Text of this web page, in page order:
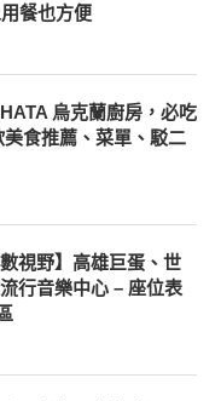
餐也方便
烏克蘭廚房，必吃
食推薦、菜單、駁二
數視野】高雄巨蛋、世
行音樂中心 – 座位表